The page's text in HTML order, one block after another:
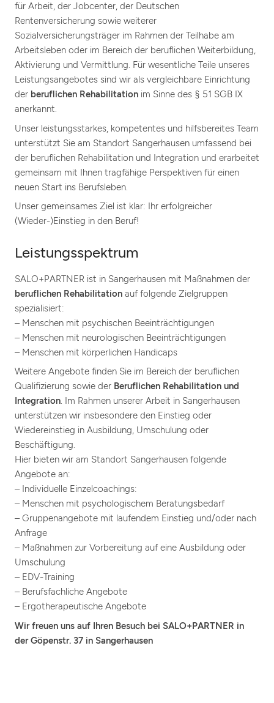
für Arbeit, der Jobcenter, der Deutschen
Rentenversicherung sowie weiterer
Sozialversicherungsträger im Rahmen der Teilhabe am
Arbeitsleben oder im Bereich der beruflichen Weiterbildung,
Aktivierung und Vermittlung. Für wesentliche Teile unseres
Leistungsangebotes sind wir als vergleichbare Einrichtung
der beruflichen Rehabilitation im Sinne des § 51 SGB IX
anerkannt.
Unser leistungsstarkes, kompetentes und hilfsbereites Team
unterstützt Sie am Standort Sangerhausen umfassend bei
der beruflichen Rehabilitation und Integration und erarbeitet
gemeinsam mit Ihnen tragfähige Perspektiven für einen
neuen Start ins Berufsleben.
Unser gemeinsames Ziel ist klar: Ihr erfolgreicher
(Wieder-)Einstieg in den Beruf!
Leistungsspektrum
SALO+PARTNER ist in Sangerhausen mit Maßnahmen der
beruflichen Rehabilitation auf folgende Zielgruppen
spezialisiert:
– Menschen mit psychischen Beeinträchtigungen
– Menschen mit neurologischen Beeinträchtigungen
– Menschen mit körperlichen Handicaps
Weitere Angebote finden Sie im Bereich der beruflichen
Qualifizierung sowie der Beruflichen Rehabilitation und
Integration. Im Rahmen unserer Arbeit in Sangerhausen
unterstützen wir insbesondere den Einstieg oder
Wiedereinstieg in Ausbildung, Umschulung oder
Beschäftigung.
Hier bieten wir am Standort Sangerhausen folgende
Angebote an:
– Individuelle Einzelcoachings:
– Menschen mit psychologischem Beratungsbedarf
– Gruppenangebote mit laufendem Einstieg und/oder nach
Anfrage
– Maßnahmen zur Vorbereitung auf eine Ausbildung oder
Umschulung
– EDV-Training
– Berufsfachliche Angebote
– Ergotherapeutische Angebote
Wir freuen uns auf Ihren Besuch bei SALO+PARTNER in
der Göpenstr. 37 in Sangerhausen